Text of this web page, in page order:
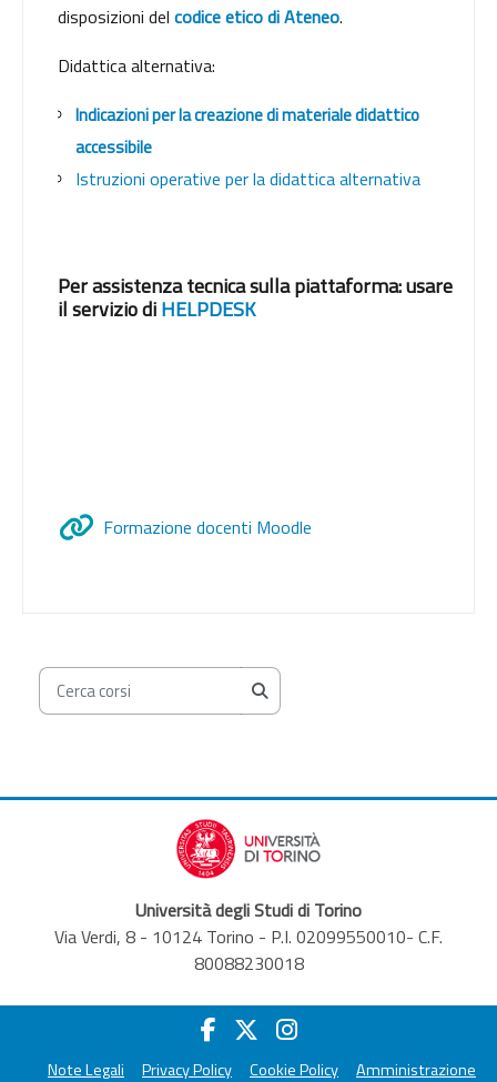
disposizioni del codice etico di Ateneo.
Didattica alternativa:
Indicazioni per la creazione di materiale didattico
accessibile
Istruzioni operative per la didattica alternativa
Per assistenza tecnica sulla piattaforma: usare
il servizio diHELPDESK
Formazione docenti Moodle
Cerca corsi
Cerca corsi
Università degli Studi di Torino
Via Verdi, 8 - 10124 Torino - P.I. 02099550010- C.F.
80088230018
Note Legali Privacy Policy Cookie Policy Amministrazione